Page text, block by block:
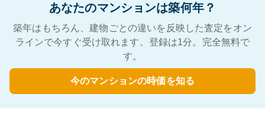
あなたのマンションは築何年？
築年はもちろん、建物ごとの違いを反映した査定をオン
ラインで今すぐ受け取れます。登録は1分。完全無料で
す。
今のマンションの時価を知る